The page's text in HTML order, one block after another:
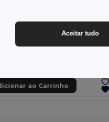
€
para chapéu
ao Carrinho
Aceitar tudo